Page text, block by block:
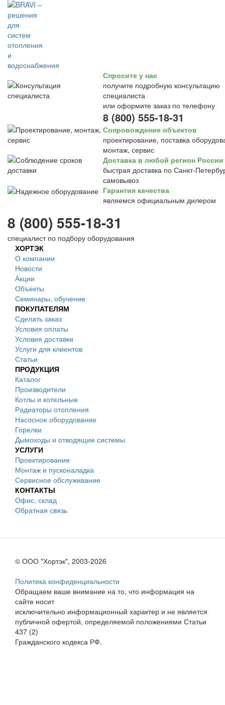
Спросите у нас
получите подробную консультацию
специалиста
или оформите заказ по телефону
8 (800) 555-18-31
Сопровождение объектов
проектирование, поставка
монтаж, сервис
Доставка в любой регион России
быстрая доставка по Санкт-
самовывоз
Гарантия качества
являемся официальным дилером
8 (800) 555-18-31
специалист по подбору оборудования
ХОРТЭК
О компании
Новости
Акции
Объекты
Семинары, обучение
ПОКУПАТЕЛЯМ
Сделать заказ
Условия оплаты
Условия доставки
Услуги для клиентов
Статьи
ПРОДУКЦИЯ
Каталог
Производители
Котлы и котельные
Радиаторы отопления
Насосное оборудование
Горелки
Дымоходы и отводящие системы
УСЛУГИ
Проектирование
Монтаж и пусконаладка
Сервисное обслуживание
КОНТАКТЫ
Офис, склад
Обратная связь
© ООО "Хортэк", 2003-2026
Политика конфиденциальности
Обращаем ваше внимание на то, что информация на
сайте носит
исключительно информационный характер и не является
публичной офертой, определяемой положениями Статьи
437 (2)
Гражданского кодекса РФ.